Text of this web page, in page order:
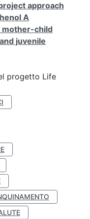
approach
A
mother-child
juvenile
progetto Life